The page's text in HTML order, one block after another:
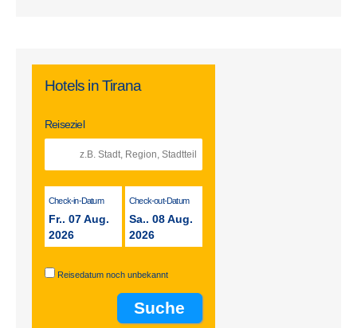
Hotels in Tirana
Reiseziel
Check-in-Datum
Fr.. 07 Aug.
2026
Check-out-Datum
Sa.. 08 Aug.
2026
Reisedatum noch unbekannt